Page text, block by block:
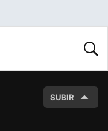
SUBIR